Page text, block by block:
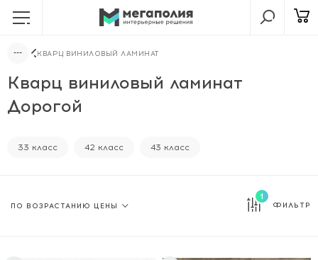
КВАРЦ ВИНИЛОВЫЙ ЛАМИНАТ
Кварц виниловый ламинат
Дорогой
33 класс 42 класс 43 класс
1
ФИЛЬТР